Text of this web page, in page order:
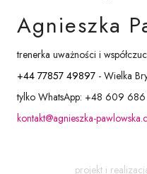
Agnieszka
trenerka uważności i
+44 77857 49897 - Wielka
tylko WhatsApp: +48 609
kontakt@agnieszka-
projekt i